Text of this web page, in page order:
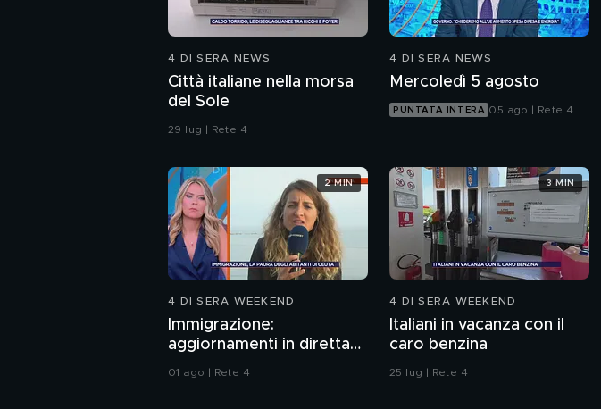
4 DI SERA NEWS
Città italiane nella morsa
del Sole
29 lug | Rete 4
4 DI SERA NEWS
Mercoledì 5 agosto
PUNTATA INTERA 05 ago | Rete 4
4 DI SERA WEEKEND
Immigrazione:
aggiornamenti in diretta
da Ceuta
01 ago | Rete 4
2 MIN
4 DI SERA WEEKEND
Italiani in vacanza con il
caro benzina
25 lug | Rete 4
3 MIN